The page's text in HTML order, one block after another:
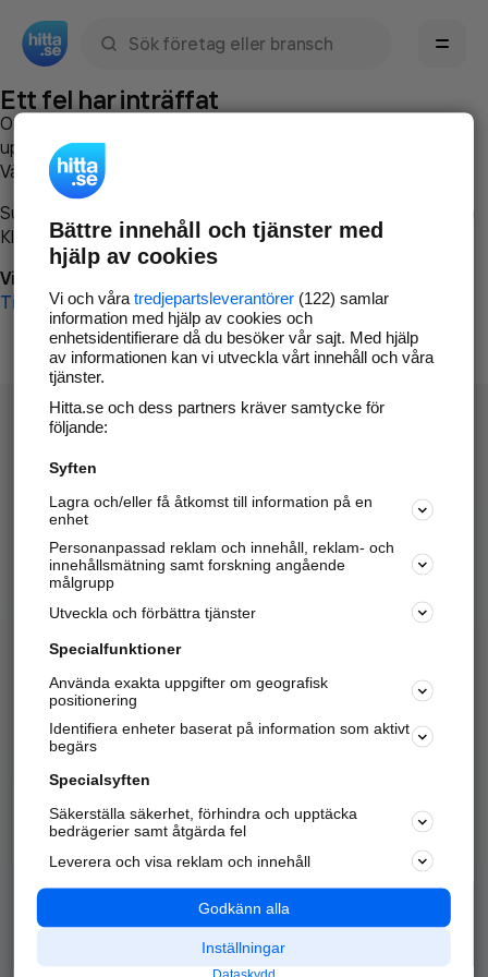
Ett fel har inträffat
Om du vill kan du
uppstod så att vi lättare och snabbare kan avhjälpa det.
Vänligen försök med följande:
Surfa till
Klicka påTillbaka-knappen i webbläsaren och försök igen
Vi beklagar besväret!
Till startsidan
Hitta.se - Gratis nummerupplysning.
Sök företag, personer och platser.
Hitta telefonnummer, adresser, företagsinfo mm.
Marknadsför företaget
Kom igång och annonsera mot
samarbetspartners nära dig.
Alla kategorier
Populära sökningar
API & Kartor
Annonsera
Integritet
Nödnummer
Bättre innehåll och tjänster med
hjälp av cookies
Vi och våra tredjepartsleverantörer(122) samlar
information med hjälp av cookies och
enhetsidentifierare då du besöker vår sajt. Med hjälp
av informationen kan vi utveckla vårt innehåll och våra
tjänster.
Hitta.se och dess partners kräver samtycke för
följande:
Syften
Lagra och/eller få åtkomst till information på en
enhet
Personanpassad reklam och innehåll, reklam- och
innehållsmätning samt forskning angående
målgrupp
Utveckla och förbättra tjänster
Specialfunktioner
Använda exakta uppgifter om geografisk
positionering
Identifiera enheter baserat på information som aktivt
begärs
Specialsyften
Säkerställa säkerhet, förhindra och upptäcka
bedrägerier samt åtgärda fel
Leverera och visa reklam och innehåll
Godkänn alla
Inställningar
Dataskydd